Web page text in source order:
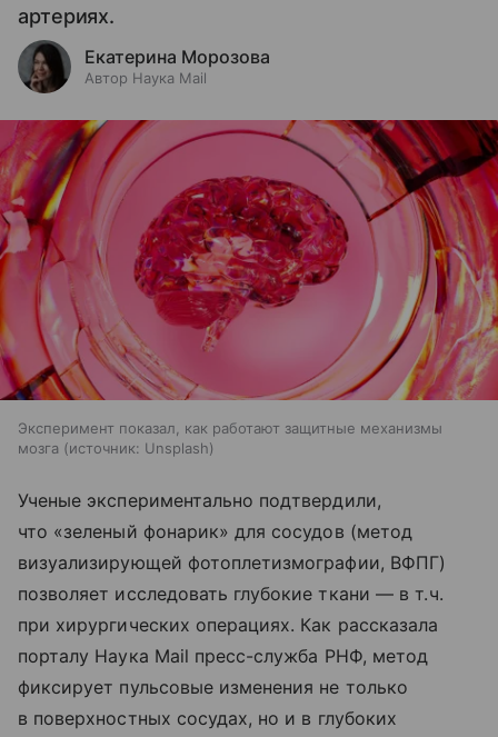
артериях.
Екатерина Морозова
Автор Наука Mail
Эксперимент показал, как работают защитные механизмы
мозга
источник: Unsplash
Ученые экспериментально подтвердили,
что «зеленый фонарик» для сосудов (метод
визуализирующей фотоплетизмографии, ВФПГ)
позволяет исследовать глубокие ткани — в т. ч.
при хирургических операциях. Как рассказала
порталу Наука Mail пресс-служба РНФ, метод
фиксирует пульсовые изменения не только
в поверхностных сосудах, но и в глубоких